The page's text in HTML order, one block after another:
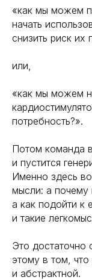
«как мы можем
начать
снизить риск
или,
«как мы можем
потребность?».
Потом команда
и пустится
Именно здесь
мысли: а почему
а как подойти к
и такие
Это достаточно
этому в том,
и абстрактной.